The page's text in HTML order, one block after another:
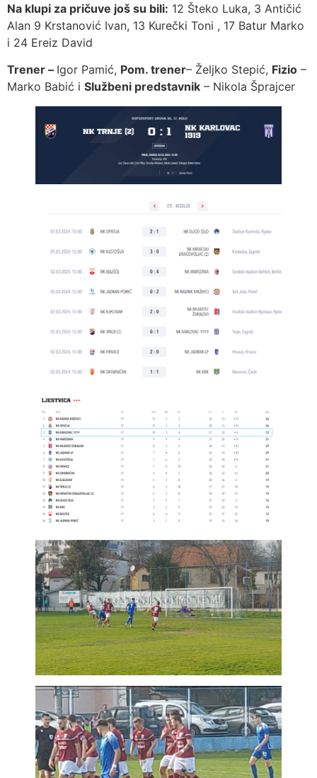
Na klupi za pričuve još su bili: 12 Šteko Luka, 3 Antičić
Alan 9 Krstanović Ivan, 13 Kurečki Toni , 17 Batur Marko
i 24 Ereiz David
Trener – Igor Pamić, Pom. trener– Željko Stepić, Fizio –
Marko Babić i Službeni predstavnik – Nikola Šprajcer